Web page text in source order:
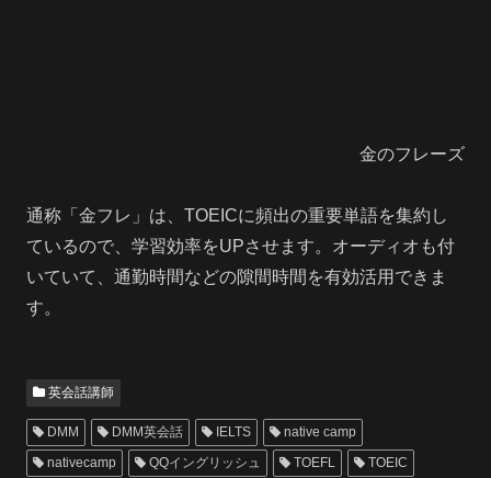
金のフレーズ
通称「金フレ」は、TOEICに頻出の重要単語を集約し
ているので、学習効率をUPさせます。オーディオも付
いていて、通勤時間などの隙間時間を有効活用できま
す。
英会話講師
DMM DMM英会話 IELTS
native camp
nativecamp
QQイングリッシュ TOEFL
TOEIC